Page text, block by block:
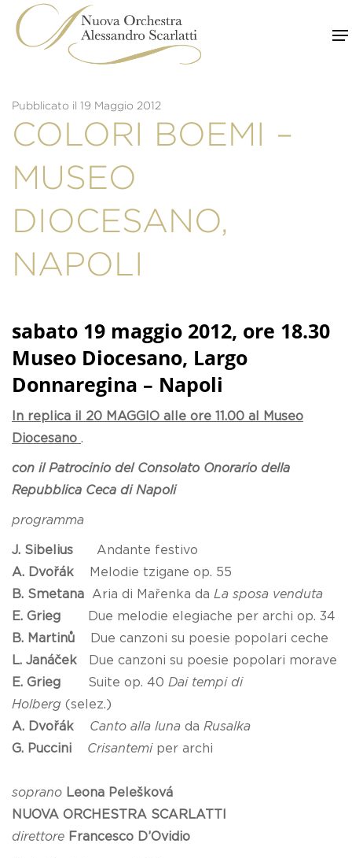
content
Pubblicato il 19 Maggio 2012
COLORI BOEMI –
MUSEO
DIOCESANO,
NAPOLI
sabato 19 maggio 2012, ore 18.30
Museo Diocesano, Largo
Donnaregina – Napoli
In replica il 20 MAGGIO alle ore 11.00 al Museo
Diocesano .
con il Patrocinio del Consolato Onorario della
Repubblica Ceca di Napoli
programma
J. Sibelius Andante festivo
A. Dvořák
Melodie tzigane op. 55
B. Smetana Aria di Mařenka da La sposa venduta
E. Grieg Due melodie elegiache per archi op. 34
B. Martinů
Due canzoni su poesie popolari ceche
L. Janáček
Due canzoni su poesie popolari morave
E. Grieg
Suite op. 40 Dai tempi di
Holberg (selez.)
A. Dvořák
Canto alla luna da Rusalka
G. Puccini
Crisantemi per archi
soprano Leona Pelešková
NUOVA ORCHESTRA SCARLATTI
direttore Francesco D’Ovidio